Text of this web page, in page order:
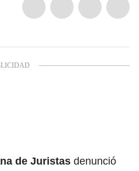
de Juristas denunció